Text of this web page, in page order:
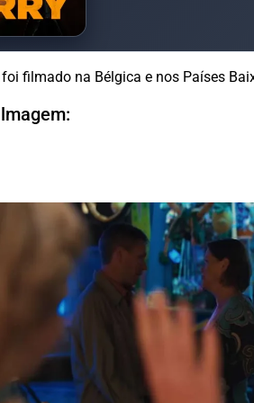
foi filmado na Bélgica e nos Países